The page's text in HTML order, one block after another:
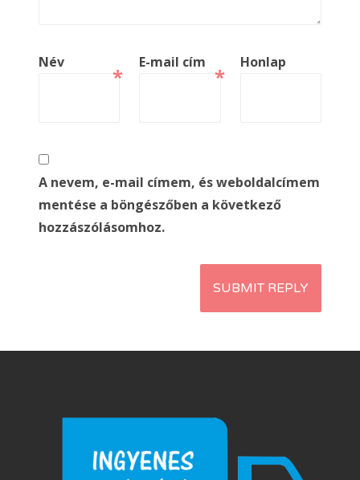
Név
*
E-mail cím
*
Honlap
A nevem, e-mail címem, és weboldalcímem
mentése a böngészőben a következő
hozzászólásomhoz.